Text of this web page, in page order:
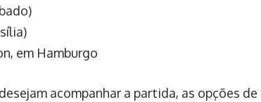
em Hamburgo
acompanhar a partida, as opções